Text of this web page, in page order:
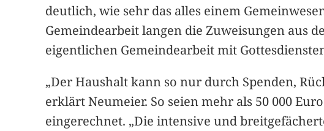
deutlich, wie sehr das alles einem
Gemeindearbeit langen die Zuweisungen aus
eigentlichen Gemeindearbeit mit
„Der Haushalt kann so nur durch Spenden,
erklärt Neumeier. So seien mehr als 50 000
eingerechnet. „Die intensive und